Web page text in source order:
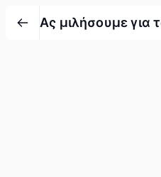
Ας μιλήσουμε για